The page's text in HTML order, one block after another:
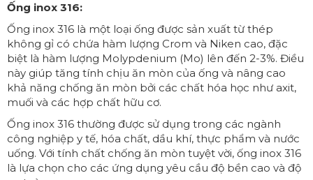
Ống inox 316:
Ống inox 316 là một loại ống được sản xuất từ thép
không gỉ có chứa hàm lượng Crom và Niken cao, đặc
biệt là hàm lượng Molypdenium (Mo) lên đến 2-3%. Điều
này giúp tăng tính chịu ăn mòn của ống và nâng cao
khả năng chống ăn mòn bởi các chất hóa học như axit,
muối và các hợp chất hữu cơ.
Ống inox 316 thường được sử dụng trong các ngành
công nghiệp y tế, hóa chất, dầu khí, thực phẩm và nước
uống. Với tính chất chống ăn mòn tuyệt vời, ống inox 316
là lựa chọn cho các ứng dụng yêu cầu độ bền cao và độ